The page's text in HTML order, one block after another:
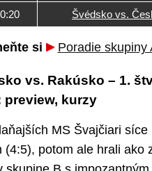
Švédsko vs.
si Poradie skupiny
vs. Rakúsko – 1.
preview, kurzy
MS Švajčiari
(4:5), potom ale hrali ako